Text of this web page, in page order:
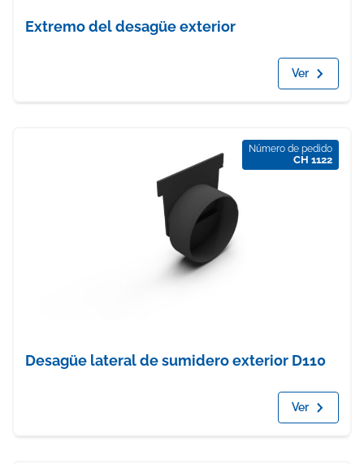
Extremo del desagüe exterior
Ver
Número de pedido
CH 1122
Desagüe lateral de sumidero exterior D110
Ver